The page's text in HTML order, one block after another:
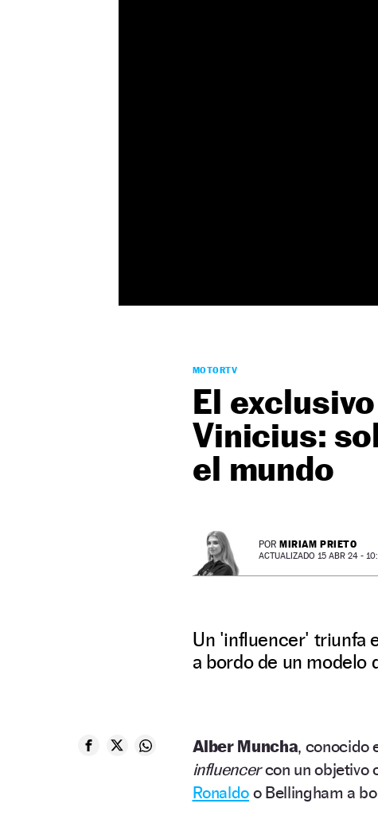
MOTORTV
El
Vinicius:
el mundo
POR MIRIAM PRIETO
ACTUALIZADO 15 ABR 24 -
Un 'influencer' triunfa
a bordo de un modelo
Alber Muncha, conocido
influencercon un objetivo
Ronaldo o Bellingham a